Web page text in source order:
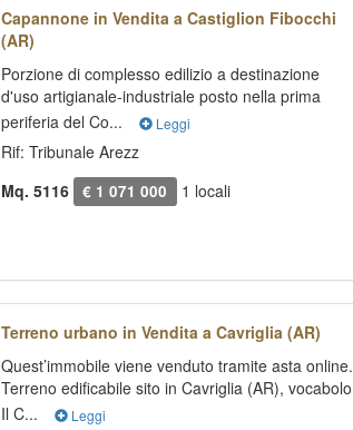
Capannone in Vendita a Castiglion Fibocchi
(AR)
Porzione di complesso edilizio a destinazione
d'uso artigianale-industriale posto nella prima
periferia del Co...
Leggi
Rif: Tribunale Arezz
Mq. 5116
€ 1 071 000 1 locali
Terreno urbano in Vendita a Cavriglia (AR)
Quest’immobile viene venduto tramite asta online.
Terreno edificabile sito in Cavriglia (AR), vocabolo
Il C...
Leggi